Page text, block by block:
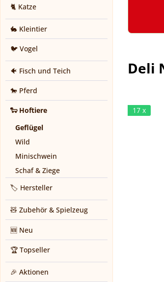
🐈 Katze
🐇 Kleintier
🐦 Vogel
🐠 Fisch und Teich
🐎 Pferd
🐑 Hoftiere
Geflügel
Wild
Minischwein
Schaf & Ziege
🏷️ Hersteller
🧸 Zubehör & Spielzeug
🆕 Neu
🏆 Topseller
🎉 Aktionen
Deli
17 x